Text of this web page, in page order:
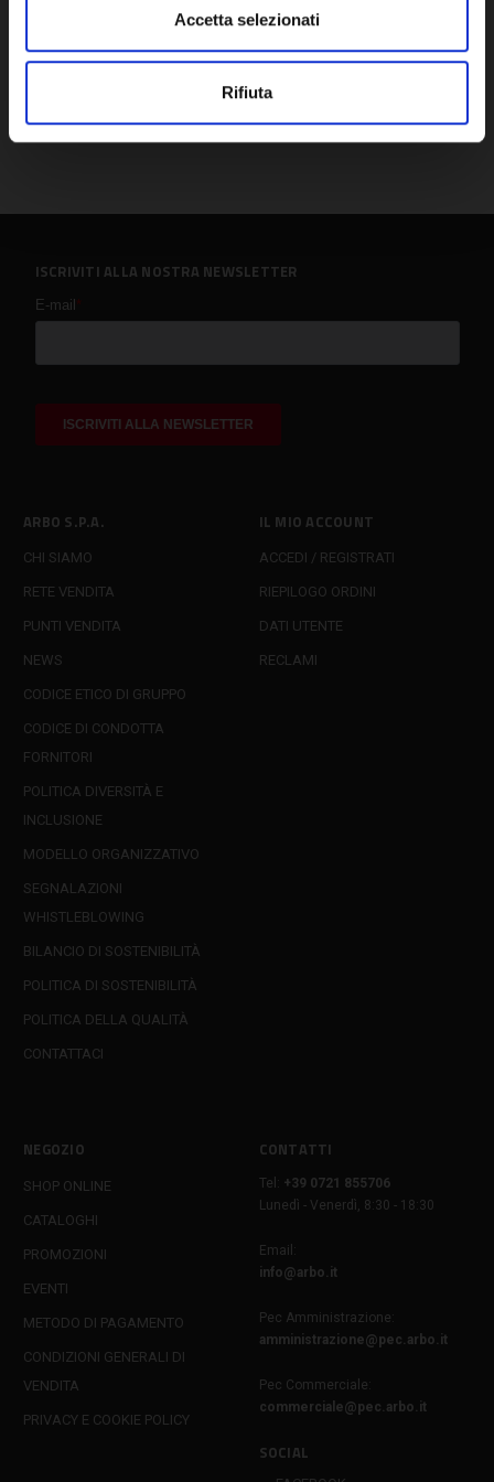
Accetta selezionati
Rifiuta
ARBO S.P.A.
CHI SIAMO
RETE VENDITA
PUNTI VENDITA
NEWS
CODICE ETICO DI GRUPPO
CODICE DI CONDOTTA
FORNITORI
POLITICA DIVERSITÀ E
INCLUSIONE
MODELLO ORGANIZZATIVO
SEGNALAZIONI
WHISTLEBLOWING
BILANCIO DI SOSTENIBILITÀ
POLITICA DI SOSTENIBILITÀ
POLITICA DELLA QUALITÀ
CONTATTACI
IL MIO ACCOUNT
ACCEDI / REGISTRATI
RIEPILOGO ORDINI
DATI UTENTE
RECLAMI
NEGOZIO
SHOP ONLINE
CATALOGHI
PROMOZIONI
EVENTI
METODO DI PAGAMENTO
CONDIZIONI GENERALI DI
VENDITA
PRIVACY E COOKIE POLICY
CONTATTI
Tel:
+39 0721 855706
Lunedì - Venerdì, 8:30 - 18:30
Email:
info@arbo.it
Pec Amministrazione:
amministrazione@pec.arbo.it
Pec Commerciale:
commerciale@pec.arbo.it
SOCIAL
ISCRIVITI ALLA NOSTRA NEWSLETTER